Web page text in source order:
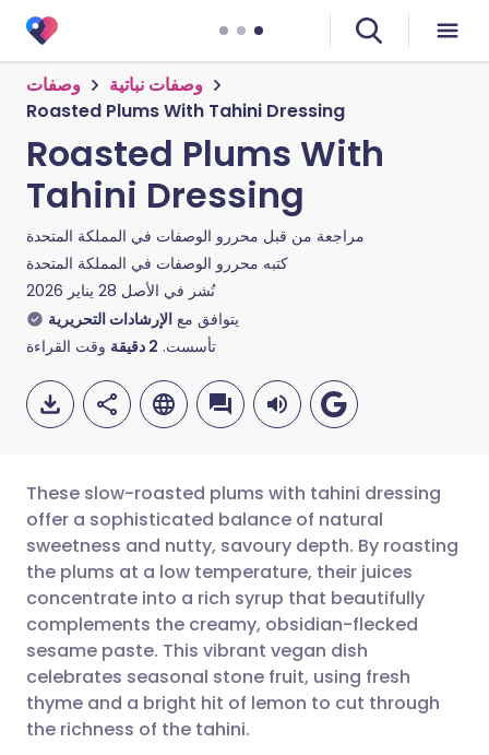
وصفات
وصفات نباتية
Roasted Plums With Tahini Dressing
Roasted Plums With
Tahini Dressing
مراجعة من قبل محررو الوصفات في المملكة المتحدة
كتبه محررو الوصفات في المملكة المتحدة
نُشر في الأصل 28 يناير 2026
يتوافق مع الإرشادات التحريرية
تأسست. 2 دقيقة وقت القراءة
مشاركة عبر البريد الإلكتروني
مشاركة عبر فيسبوك
مشاركة عبر لينكد إن
مشاركة عبر X
🇬🇧 English 🇩🇪 Deutsch
🇪🇸 Español 🇫🇷 Français
🇮🇹 Italiano 🇵🇹
🇮🇳 हिन्दी
These slow-roasted plums with tahini dressing
offer a sophisticated balance of natural
sweetness and nutty, savoury depth. By roasting
the plums at a low temperature, their juices
concentrate into a rich syrup that beautifully
complements the creamy, obsidian-flecked
sesame paste. This vibrant vegan dish
celebrates seasonal stone fruit, using fresh
thyme and a bright hit of lemon to cut through
the richness of the tahini.